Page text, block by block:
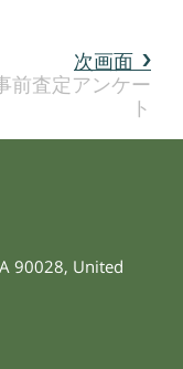
次画面
前査定アンケー
ト
90028, United